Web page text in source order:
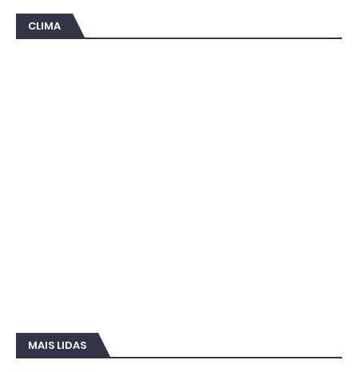
CLIMA
MAIS LIDAS